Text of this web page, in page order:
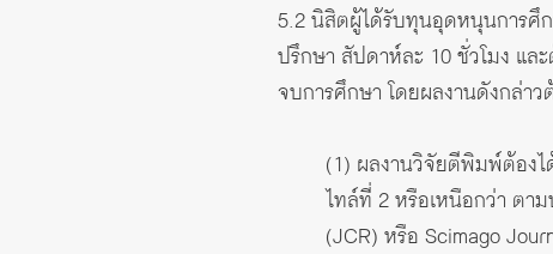
5.2 นิสิตผู้ได้รับทุนอุดหนุนการศึ
ปรึกษา สัปดาห์ละ 10 ชั่วโมง แ
จบการศึกษา โดยผลงานดังกล่าว
(1) ผลงานวิจัยตีพิมพ์ต้องไ
ไทล์ที่ 2 หรือเหนือกว่า ตา
(JCR) หรือ Scimago